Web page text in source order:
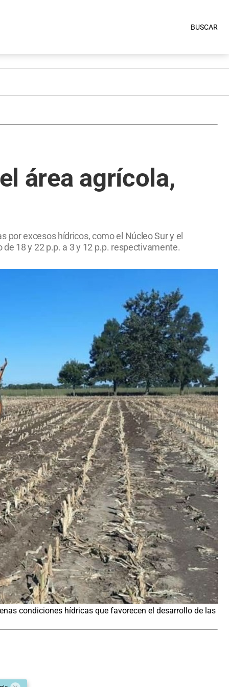
BUSCAR
área agrícola,
excesos hídricos, como el Núcleo Sur y el
18 y 22 p.p. a 3 y 12 p.p. respectivamente.
condiciones hídricas que favorecen el desarrollo de las